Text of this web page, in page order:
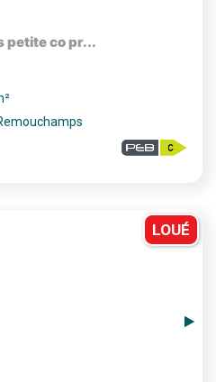
petite co pr...
LOUÉ